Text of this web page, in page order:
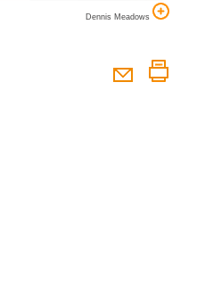
Dennis Meadows